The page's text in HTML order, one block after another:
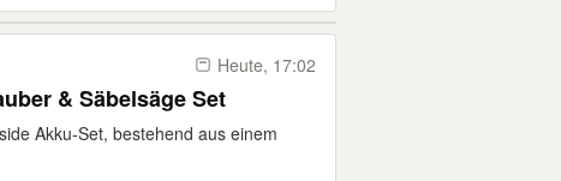
Heute, 17:02
& Säbelsäge Set
Akku-Set, bestehend aus einem